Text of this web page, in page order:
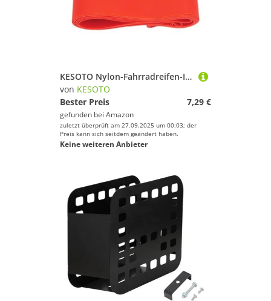
KESOTO Nylon-Fahrradreifen-Innenfutter, verschleißfest, 5 cm Breite/2 Zoll Breite, Fahrradreifen-Felgengürtel für Radfahren, 26 in
von KESOTO
Bester Preis
7,29 €
gefunden bei Amazon
zuletzt überprüft am 27.09.2025 um 00:03; der
Preis kann sich seitdem geändert haben.
Keine weiteren Anbieter